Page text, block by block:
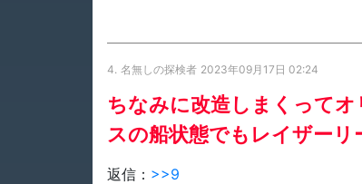
4. 名無しの探検者 2023年09月17日 02:24
ちなみに改造しまくって
スの船状態でもレイザー
返信： >>9